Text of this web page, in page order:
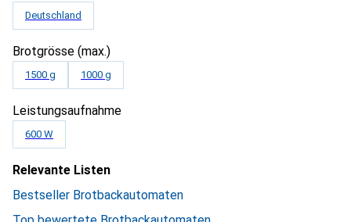
Deutschland
Brotgrösse (max.)
1500 g 1000 g
Leistungsaufnahme
600 W
Relevante Listen
Bestseller Brotbackautomaten